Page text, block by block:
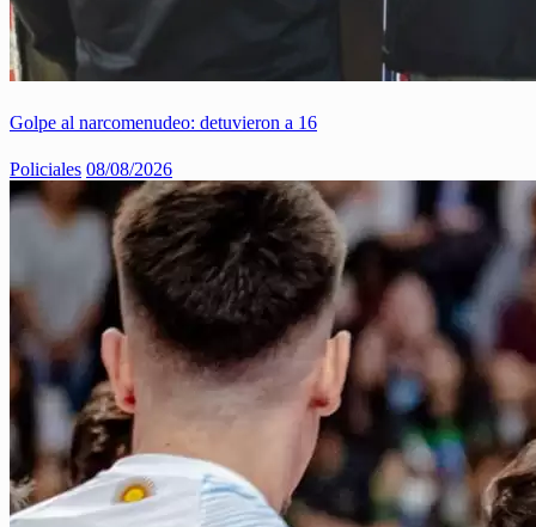
Golpe al narcomenudeo: detuvieron a 16
Policiales 08/08/2026